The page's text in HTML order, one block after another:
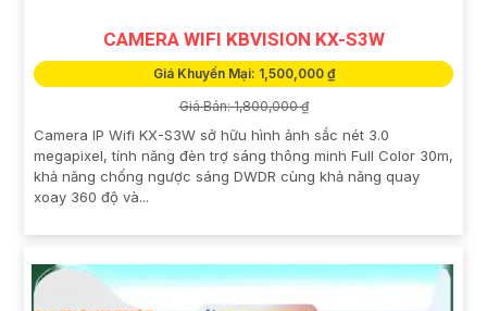
CAMERA WIFI KBVISION KX-S3W
Giá Khuyến Mại: 1,500,000 ₫
Giá Bán: 1,800,000 ₫
Camera IP Wifi KX-S3W sở hữu hình ảnh sắc nét 3.0
megapixel, tính năng đèn trợ sáng thông minh Full Color 30m,
khả năng chống ngược sáng DWDR cùng khả năng quay
xoay 360 độ và...